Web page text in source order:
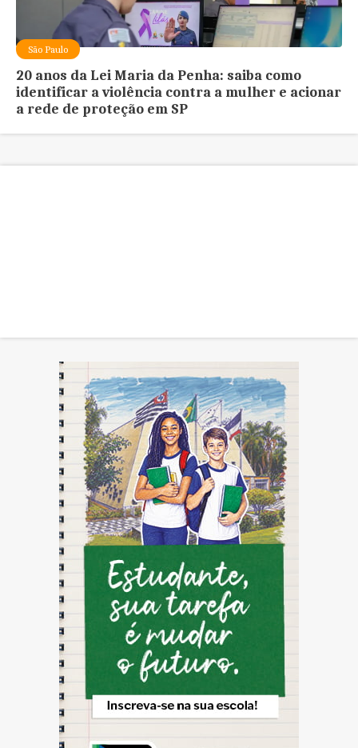
São Paulo
20 anos da Lei Maria da Penha: saiba como
identificar a violência contra a mulher e acionar
a rede de proteção em SP